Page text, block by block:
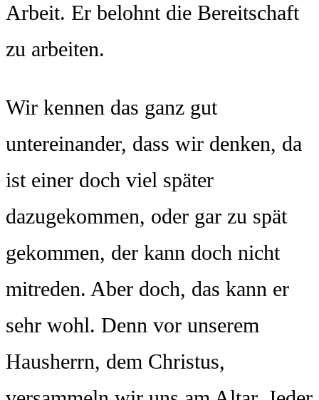
Arbeit. Er belohnt die Bereitschaft
zu arbeiten.
Wir kennen das ganz gut
untereinander, dass wir denken, da
ist einer doch viel später
dazugekommen, oder gar zu spät
gekommen, der kann doch nicht
mitreden. Aber doch, das kann er
sehr wohl. Denn vor unserem
Hausherrn, dem Christus,